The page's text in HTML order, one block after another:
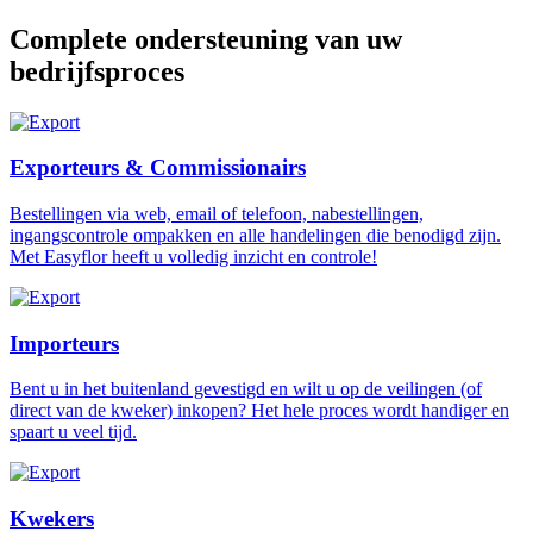
Complete ondersteuning van uw
bedrijfsproces
Exporteurs & Commissionairs
Bestellingen via web, email of telefoon, nabestellingen,
ingangscontrole ompakken en alle handelingen die benodigd zijn.
Met Easyflor heeft u volledig inzicht en controle!
Importeurs
Bent u in het buitenland gevestigd en wilt u op de veilingen (of
direct van de kweker) inkopen? Het hele proces wordt handiger en
spaart u veel tijd.
Kwekers